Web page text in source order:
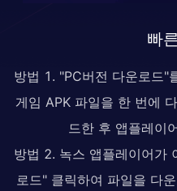
빠
방법 1. "PC버전 다운로드"
게임 APK 파일을 한 번에
드한 후 앱플레이
방법 2. 녹스 앱플레이어가
로드" 클릭하여 파일을 다